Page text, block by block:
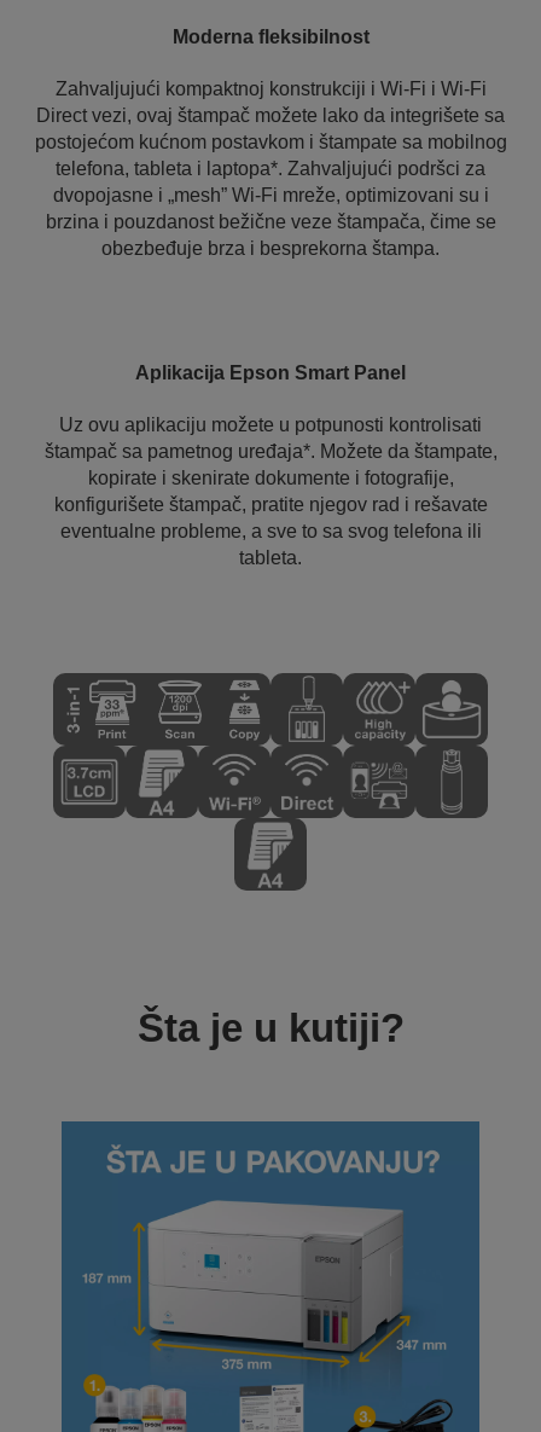
Moderna fleksibilnost
Zahvaljujući kompaktnoj konstrukciji i Wi-Fi i Wi-Fi
Direct vezi, ovaj štampač možete lako da integrišete sa
postojećom kućnom postavkom i štampate sa mobilnog
telefona, tableta i laptopa*. Zahvaljujući podršci za
dvopojasne i „mesh” Wi-Fi mreže, optimizovani su i
brzina i pouzdanost bežične veze štampača, čime se
obezbeđuje brza i besprekorna štampa.
Aplikacija Epson Smart Panel
Uz ovu aplikaciju možete u potpunosti kontrolisati
štampač sa pametnog uređaja*. Možete da štampate,
kopirate i skenirate dokumente i fotografije,
konfigurišete štampač, pratite njegov rad i rešavate
eventualne probleme, a sve to sa svog telefona ili
tableta.
Šta je u kutiji?